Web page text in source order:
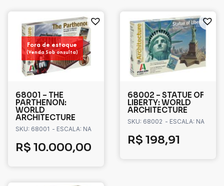
Fora de estoque
(Venda Sob onsulta)
68001 – THE
PARTHENON:
WORLD
ARCHITECTURE
SKU: 68001 - ESCALA: NA
R$ 10.000,00
68002 – STATUE OF
LIBERTY: WORLD
ARCHITECTURE
SKU: 68002 - ESCALA: NA
R$ 198,91